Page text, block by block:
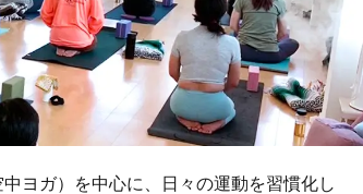
ヨガ）を中心に、日々の運動を習慣化し